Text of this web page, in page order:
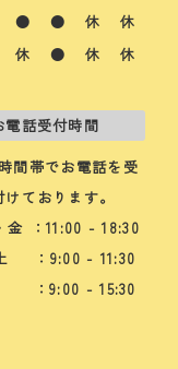
● ● 休
休
休 ● 休 休
電話受付時間
間帯でお電話を受
けております。
金
：11:00 - 18:30
：9:00 - 11:30
：9:00 - 15:30